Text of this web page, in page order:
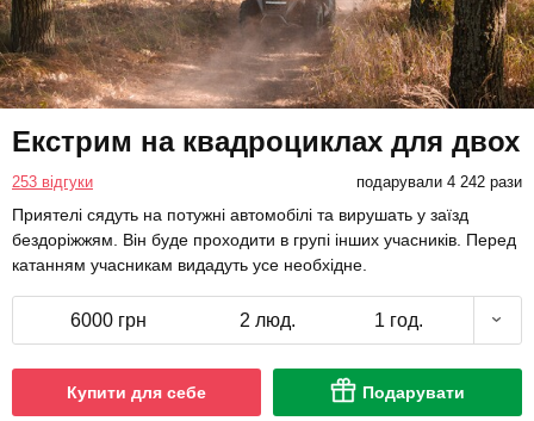
Екстрим на квадроциклах для двох
253 відгуки подарували 4 242 рази
Приятелі сядуть на потужні автомобілі та вирушать у заїзд
бездоріжжям. Він буде проходити в групі інших учасників. Перед
катанням учасникам видадуть усе необхідне.
6000 грн 2 люд. 1 год.
Купити для себе Подарувати